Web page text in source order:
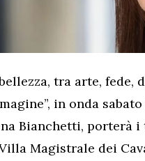
tra arte, fede,
in onda
Bianchetti, porterà
Magistrale dei